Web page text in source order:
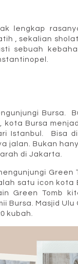
lengkap
, sekalian
sebuah
Bursa.
Bursa
Istanbul. Bisa
jalan. Bukan
di Jakarta.
satu icon
Green Tomb
Bursa. Masjid
kubah.